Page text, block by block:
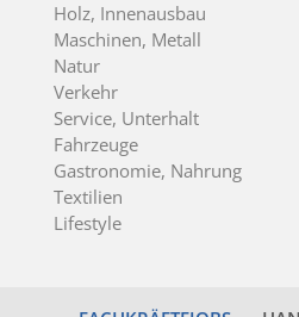
Holz, Innenausbau
Maschinen, Metall
Natur
Verkehr
Service, Unterhalt
Fahrzeuge
Gastronomie, Nahrung
Textilien
Lifestyle